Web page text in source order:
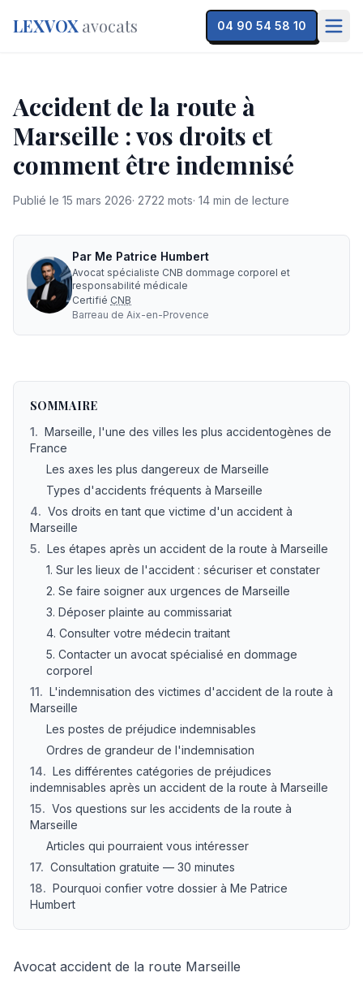
LEXVOX avocats 04 90 54 58 10
Accident de la route à
Marseille : vos droits et
comment être indemnisé
Publié le 15 mars 2026· 2722 mots· 14 min de lecture
Par Me Patrice Humbert
Avocat spécialiste CNB dommage corporel et
responsabilité médicale
Certifié CNB
Barreau de Aix-en-Provence
SOMMAIRE
1. Marseille, l'une des villes les plus accidentogènes de
France
Les axes les plus dangereux de Marseille
Types d'accidents fréquents à Marseille
4. Vos droits en tant que victime d'un accident à
Marseille
5. Les étapes après un accident de la route à Marseille
1. Sur les lieux de l'accident : sécuriser et constater
2. Se faire soigner aux urgences de Marseille
3. Déposer plainte au commissariat
4. Consulter votre médecin traitant
5. Contacter un avocat spécialisé en dommage
corporel
11. L'indemnisation des victimes d'accident de la route à
Marseille
Les postes de préjudice indemnisables
Ordres de grandeur de l'indemnisation
14. Les différentes catégories de préjudices
indemnisables après un accident de la route à Marseille
15. Vos questions sur les accidents de la route à
Marseille
Articles qui pourraient vous intéresser
17. Consultation gratuite — 30 minutes
18. Pourquoi confier votre dossier à Me Patrice
Humbert
Avocat accident de la route Marseille